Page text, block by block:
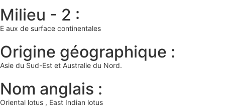
Milieu - 2 :
E aux de surface continentales
Origine géographique :
Asie du Sud-Est et Australie du Nord.
Nom anglais :
Oriental lotus , East Indian lotus